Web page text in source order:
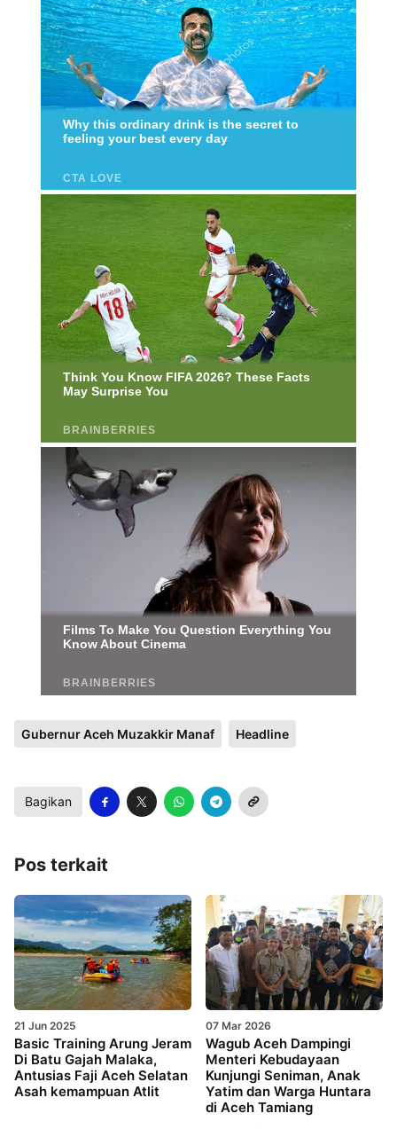
Gubernur Aceh Muzakkir Manaf Headline
Bagikan
Pos terkait
21 Jun 2025
Basic Training Arung Jeram
Di Batu Gajah Malaka,
Antusias Faji Aceh Selatan
Asah kemampuan Atlit
07 Mar 2026
Wagub Aceh Dampingi
Menteri Kebudayaan
Kunjungi Seniman, Anak
Yatim dan Warga Huntara
di Aceh Tamiang